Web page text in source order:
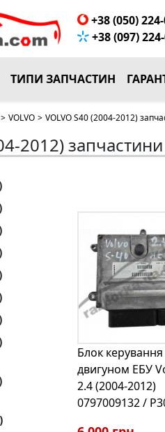
+38 (050)
+38 (097)
ТИПИ ЗАПЧАСТИН
> VOLVO > VOLVO S40 (2004-2012)
2012)
Блок керування
двигуном ЕБУ
2.4 (2004-2012)
0797009132 /